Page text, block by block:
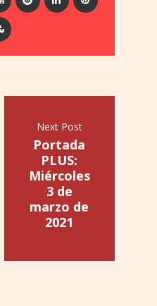
Next Post
Portada
PLUS:
Miércoles
3 de
marzo de
2021